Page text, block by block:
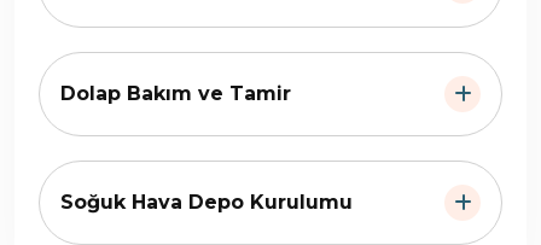
Dolap Bakım ve Tamir
Soğuk Hava Depo Kurulumu